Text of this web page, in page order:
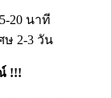
20 นาที
ษ 2-3 วัน
!!!